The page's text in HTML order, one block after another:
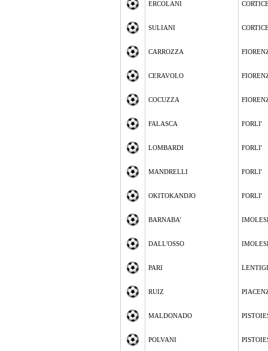
ERCOLANI
SULIANI
CARROZZA
CERAVOLO
COCUZZA
FALASCA FORLI'
LOMBARDI FORLI'
MANDRELLI FORLI'
OKITOKANDJO FORLI'
BARNABA’
DALL'OSSO
PARI
RUIZ
MALDONADO
POLVANI